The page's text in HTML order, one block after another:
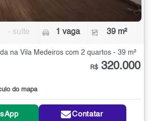
- suíte 1 vaga 39 m²
na Vila Medeiros com 2 quartos - 39 m²
do mapa
R$ 320.000
Contatar